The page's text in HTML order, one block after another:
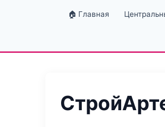
🏠 Главная